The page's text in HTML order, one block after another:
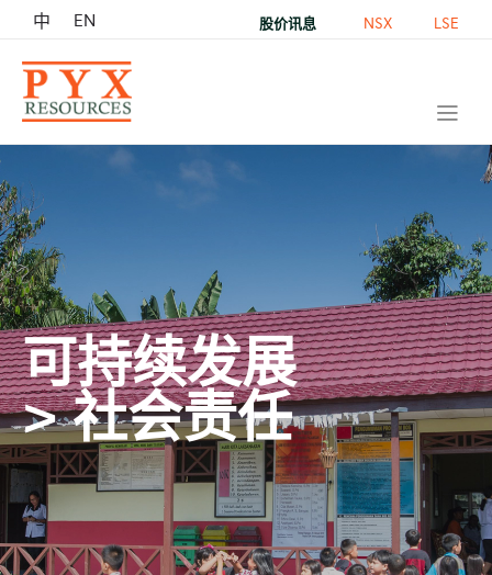
中 EN 股价讯息 NSX LSE
可持续发展
> 社会责任